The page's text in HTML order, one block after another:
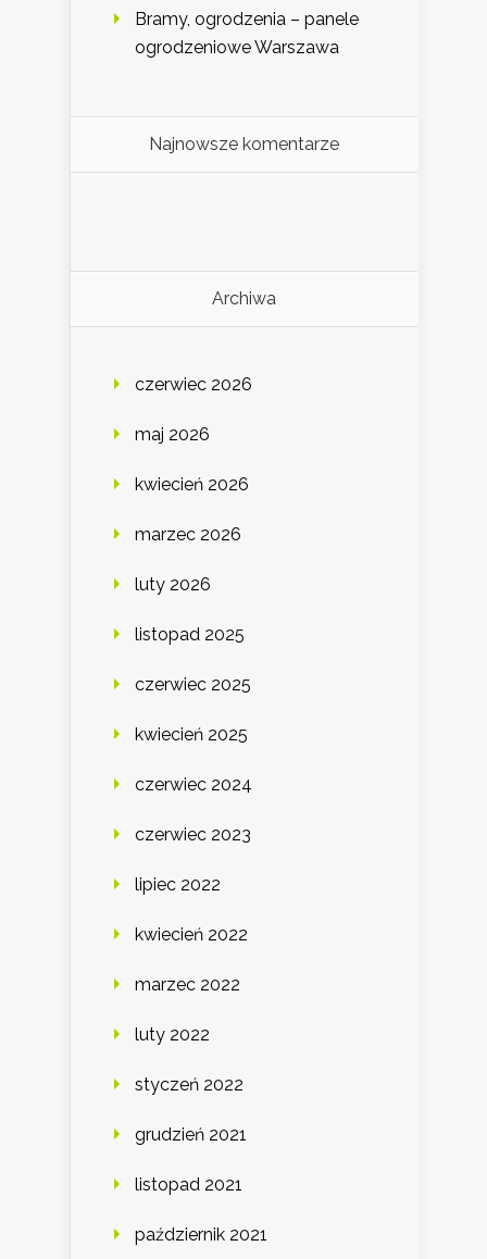
Bramy, ogrodzenia – panele
ogrodzeniowe Warszawa
Najnowsze komentarze
Archiwa
czerwiec 2026
maj 2026
kwiecień 2026
marzec 2026
luty 2026
listopad 2025
czerwiec 2025
kwiecień 2025
czerwiec 2024
czerwiec 2023
lipiec 2022
kwiecień 2022
marzec 2022
luty 2022
styczeń 2022
grudzień 2021
listopad 2021
październik 2021